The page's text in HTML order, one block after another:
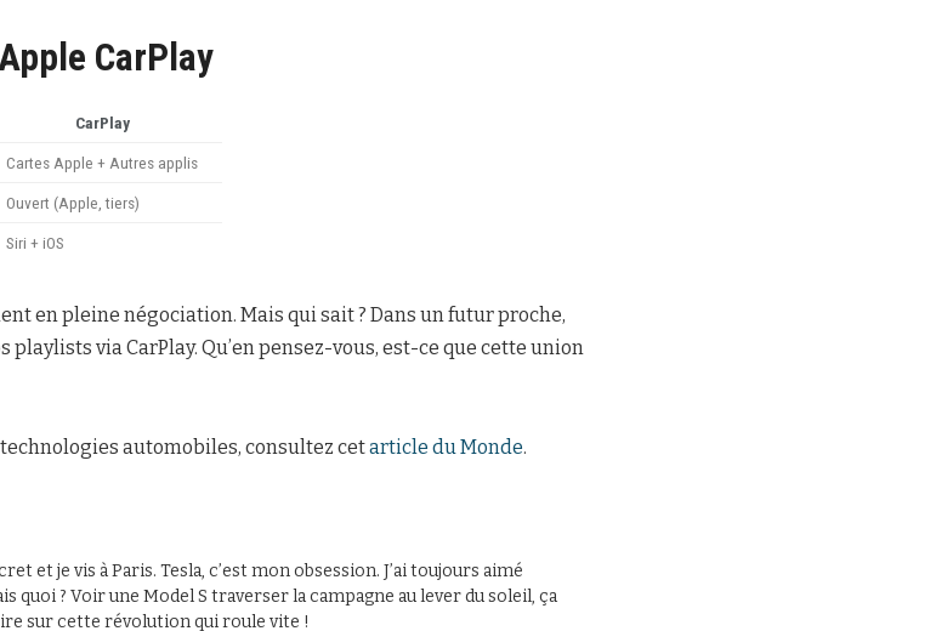
CarPlay
CarPlay
Cartes Apple + Autres applis
Ouvert (Apple, tiers)
Siri + iOS
en pleine négociation. Mais qui sait ? Dans un futur proche,
via CarPlay. Qu’en pensez-vous, est-ce que cette union
automobiles, consultez cetarticle du Monde.
et je vis à Paris. Tesla, c’est mon obsession. J’ai toujours aimé
quoi ? Voir une Model S traverser la campagne au lever du soleil, ça
sur cette révolution qui roule vite !